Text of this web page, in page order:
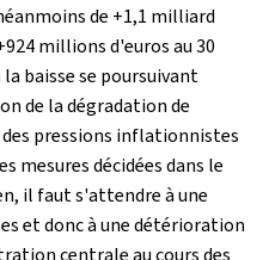
de +1,1 milliard
millions d'euros au 30
baisse se poursuivant
de la dégradation de
pressions inflationnistes
mesures décidées dans le
il faut s'attendre à une
et donc à une détérioration
centrale au cours des